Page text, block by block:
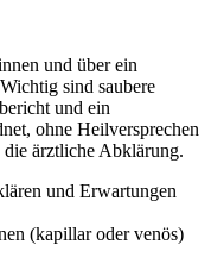
und über ein
sind saubere
und ein
ohne Heilversprechen
ärztliche Abklärung.
und Erwartungen
(kapillar oder venös)